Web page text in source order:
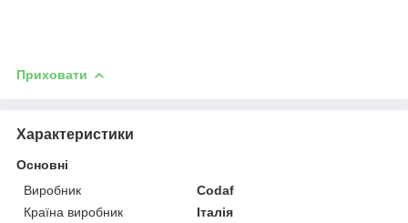
Приховати
Характеристики
Основні
Виробник
Codaf
Країна виробник
Італія